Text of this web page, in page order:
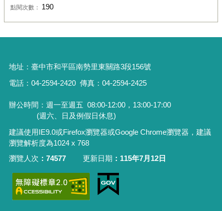
點閱次數： 190
地址： 臺中市和平區南勢里東關路3段156號
電話：04-2594-2420 傳真：04-2594-2425
辦公時間：週一至週五 08:00-12:00，13:00-17:00
(週六、日及例假日休息)
建議使用IE9.0或Firefox瀏覽器或Google Chrome瀏覽器，建議
瀏覽解析度為1024 x 768
瀏覽人次
74577 更新日期 115年7月12日